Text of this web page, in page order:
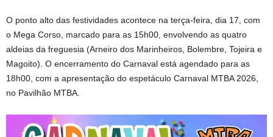
O ponto alto das festividades acontece na terça-feira, dia 17, com
o Mega Corso, marcado para as 15h00, envolvendo as quatro
aldeias da freguesia (Arneiro dos Marinheiros, Bolembre, Tojeira e
Magoito). O encerramento do Carnaval está agendado para as
18h00, com a apresentação do espetáculo Carnaval MTBA 2026,
no Pavilhão MTBA.